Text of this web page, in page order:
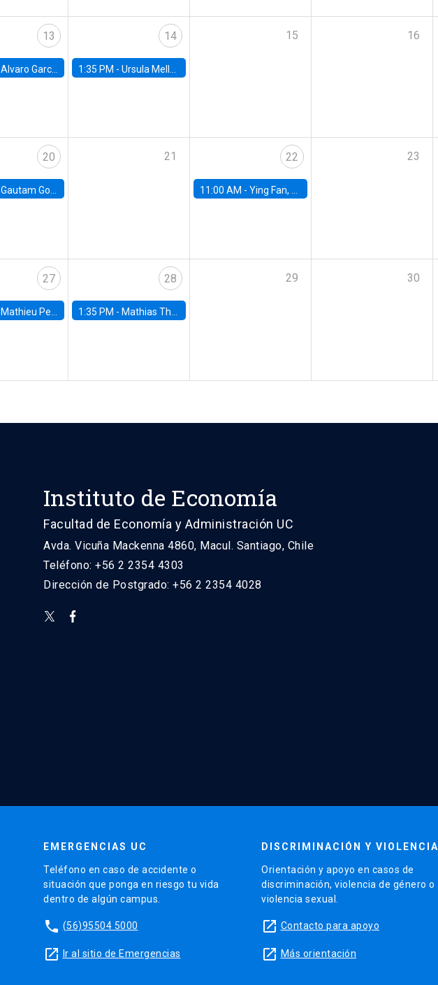
13
Alvaro Garcia-Marin, Universidad de Los Andes
14
1:35 PM -Ursula Mello, Insper - Institute of Education and Research
15 16
20
Gautam Gowrisankaran, Columbia University
21 22
11:00 AM -Ying Fan, University of Michigan
23
27
Mathieu Pedemonte, IDB
28
1:35 PM - Mathias Thoenig, University of Lausanne
29 30
Instituto de Economía
Facultad de Economía y Administración UC
Avda. Vicuña Mackenna 4860, Macul. Santiago, Chile
Teléfono: +56 2 2354 4303
Dirección de Postgrado: +56 2 2354 4028
EMERGENCIAS UC
Teléfono en caso de accidente o
situación que ponga en riesgo tu vida
dentro de algún campus.
phone (56)95504 5000
launch Ir al sitio de Emergencias
DISCRIMINACIÓN Y VIOLENCIA
Orientación y apoyo en casos de
discriminación, violencia de género o
violencia sexual.
launch Contacto para apoyo
launch Más orientación